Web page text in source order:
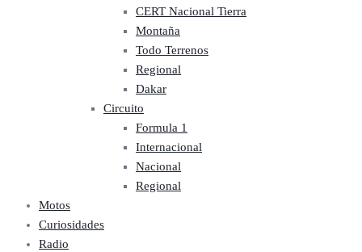
CERT Nacional Tierra
Montaña
Todo Terrenos
Regional
Dakar
Circuito
Formula 1
Internacional
Nacional
Regional
Motos
Curiosidades
Radio